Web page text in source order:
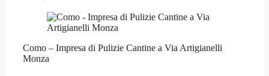
Como – Impresa di Pulizie Cantine a Via Artigianelli
Monza